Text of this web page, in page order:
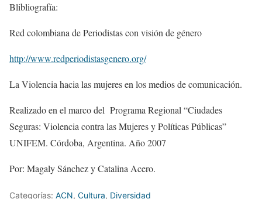
Blibliografía:
Red colombiana de Periodistas con visión de género
http://www.redperiodistasgenero.org/
La Violencia hacia las mujeres en los medios de comunicación.
Realizado en el marco del Programa Regional “Ciudades
Seguras: Violencia contra las Mujeres y Políticas Públicas”
UNIFEM. Córdoba, Argentina. Año 2007
Por: Magaly Sánchez y Catalina Acero.
Categorías: ACN, Cultura, Diversidad